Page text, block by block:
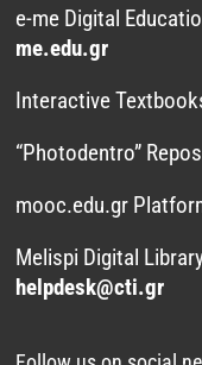
e-me Digital
me.edu.gr
Interactive
“Photodentro”
mooc.edu.gr
Melispi Digital
helpdesk@cti.gr